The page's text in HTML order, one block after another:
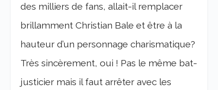
des milliers de fans, allait-il remplacer
brillamment Christian Bale et être à la
hauteur d’un personnage charismatique?
Très sincèrement, oui ! Pas le même bat-
justicier mais il faut arrêter avec les